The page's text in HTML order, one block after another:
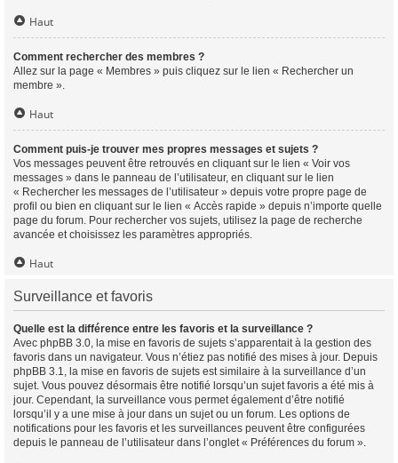
Haut
Comment rechercher des membres ?
Allez sur la page « Membres » puis cliquez sur le lien « Rechercher un
membre ».
Haut
Comment puis-je trouver mes propres messages et sujets ?
Vos messages peuvent être retrouvés en cliquant sur le lien « Voir vos
messages » dans le panneau de l’utilisateur, en cliquant sur le lien
« Rechercher les messages de l’utilisateur » depuis votre propre page de
profil ou bien en cliquant sur le lien « Accès rapide » depuis n’importe quelle
page du forum. Pour rechercher vos sujets, utilisez la page de recherche
avancée et choisissez les paramètres appropriés.
Haut
Surveillance et favoris
Quelle est la différence entre les favoris et la surveillance ?
Avec phpBB 3.0, la mise en favoris de sujets s’apparentait à la gestion des
favoris dans un navigateur. Vous n’étiez pas notifié des mises à jour. Depuis
phpBB 3.1, la mise en favoris de sujets est similaire à la surveillance d’un
sujet. Vous pouvez désormais être notifié lorsqu’un sujet favoris a été mis à
jour. Cependant, la surveillance vous permet également d’être notifié
lorsqu’il y a une mise à jour dans un sujet ou un forum. Les options de
notifications pour les favoris et les surveillances peuvent être configurées
depuis le panneau de l’utilisateur dans l’onglet « Préférences du forum ».